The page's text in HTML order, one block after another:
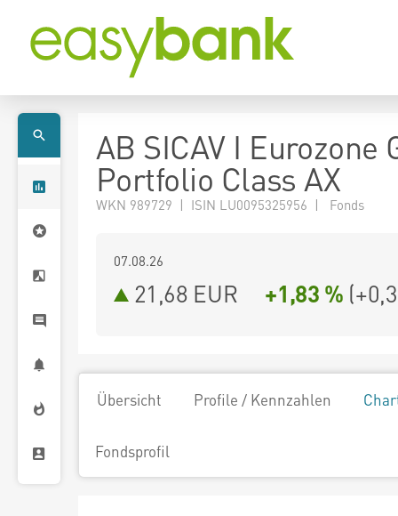
AB SICAV I Eurozone
Portfolio Class AX
WKN 989729 | ISIN LU0095325956 | Fonds
07.08.26
21,68 EUR +1,83 % (
Übersicht Profile / Kennzahlen
Fondsprofil